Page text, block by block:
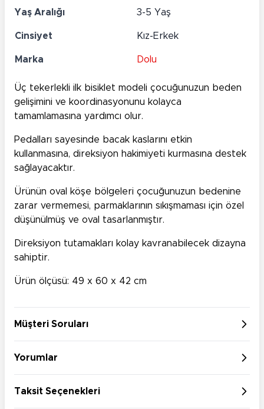
Yaş Aralığı 3-5 Yaş
Cinsiyet Kız-Erkek
Marka Dolu
Üç tekerlekli ilk bisiklet modeli çocuğunuzun beden
gelişimini ve koordinasyonunu kolayca
tamamlamasına yardımcı olur.
Pedalları sayesinde bacak kaslarını etkin
kullanmasına, direksiyon hakimiyeti kurmasına destek
sağlayacaktır.
Ürünün oval köşe bölgeleri çocuğunuzun bedenine
zarar vermemesi, parmaklarının sıkışmaması için özel
düşünülmüş ve oval tasarlanmıştır.
Direksiyon tutamakları kolay kavranabilecek dizayna
sahiptir.
Ürün ölçüsü: 49 x 60 x 42 cm
Müşteri Soruları
Yorumlar
Taksit Seçenekleri